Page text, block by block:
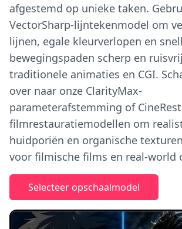
afgestemd op unieke taken.
VectorSharp-lijntekenmodel om
lijnen, egale kleurverlopen en
bewegingspaden scherp en
traditionele animaties en CGI.
over naar onze ClarityMax-
parameterafstemming of
filmrestauratiemodellen om
huidporiën en organische
voor filmische films en real-world
Selecteer opschaalmodel